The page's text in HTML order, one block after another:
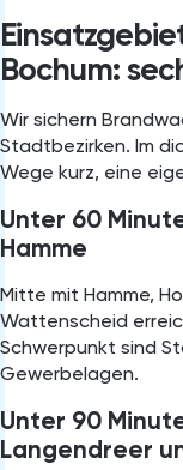
Bochum:
Wir sichern
Stadtbezirken. Im
Wege kurz, eine
Unter 60
Hamme
Mitte mit Hamme,
Wattenscheid
Schwerpunkt sind
Gewerbelagen.
Unter 90
Langendreer